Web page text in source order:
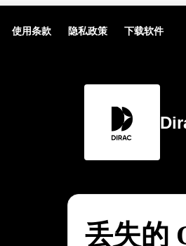
使用条款 隐私政策 下载软件
丢失的